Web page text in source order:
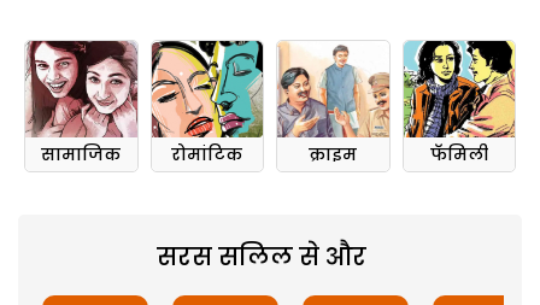
सामाजिक रोमांटिक क्राइम फॅमिली
सरस सलिल से और